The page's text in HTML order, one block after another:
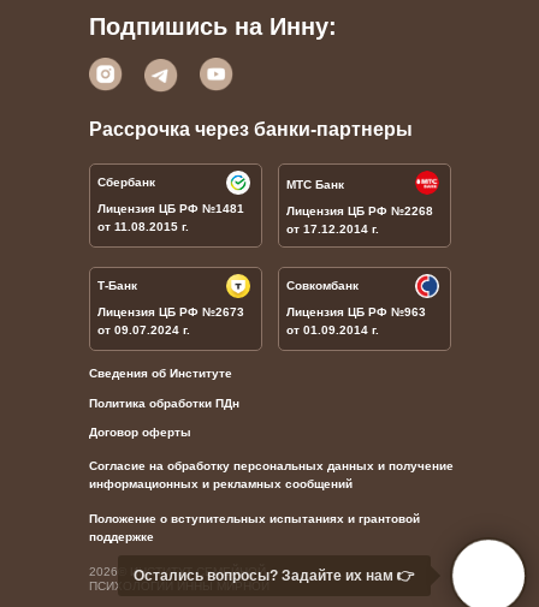
Остались вопросы? Задайте их нам 👉
Подпишись на Инну:
Рассрочка через банки-партнеры
Политика обработки ПДн
Договор оферты
Согласие на обработку персональных данных и получение
информационных и рекламных сообщений
Положение о вступительных испытаниях и грантовой
поддержке
Сведения об Институте
2026© ИНСТИТУТ СЕМЕЙНОЙ
ПСИХОЛОГИИ ИННЫ МИРНОЙ
Сбербанк
Лицензия ЦБ РФ №1481
от 11.08.2015 г.
Т-Банк
Лицензия ЦБ РФ №2673
от 09.07.2024 г.
МТС Банк
Лицензия ЦБ РФ №2268
от 17.12.2014 г.
Совкомбанк
Лицензия ЦБ РФ №963
от 01.09.2014 г.